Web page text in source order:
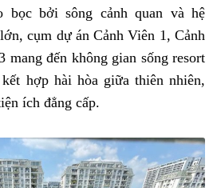
bọc bởi sông cảnh quan và hệ
cụm dự án Cảnh Viên 1, Cảnh
mang đến không gian sống resort
hợp hài hòa giữa thiên nhiên,
ích đẳng cấp.